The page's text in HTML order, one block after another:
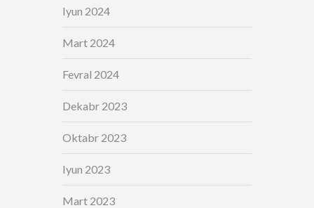
Iyun 2024
Mart 2024
Fevral 2024
Dekabr 2023
Oktabr 2023
Iyun 2023
Mart 2023